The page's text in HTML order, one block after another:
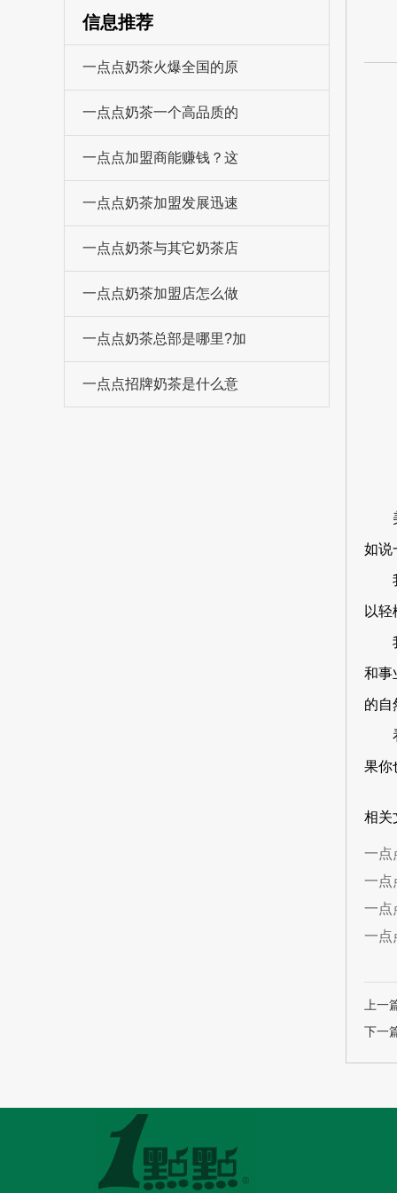
信息推荐
一点点奶茶火爆全国的原
一点点奶茶一个高品质的
一点点加盟商能赚钱？这
一点点奶茶加盟发展迅速
一点点奶茶与其它奶茶店
一点点奶茶加盟店怎么做
一点点奶茶总部是哪里?加
一点点招牌奶茶是什么意
如说
以
和事
的自
果你
相关
一点
一点
一点
一点
上一
下一